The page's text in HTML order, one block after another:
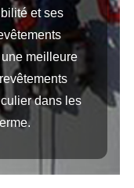
et ses
meilleure
dans les